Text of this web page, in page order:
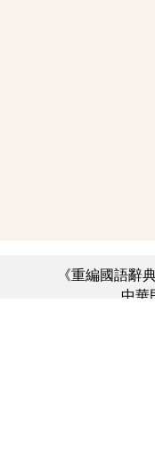
《重編國語辭
中華